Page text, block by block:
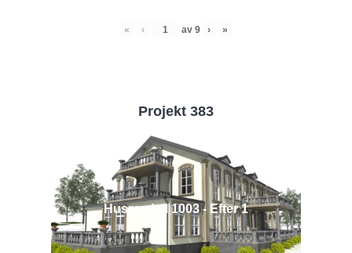
« ‹ av 9 › »
Projekt 383
Husmodell 1003 - Efter 1